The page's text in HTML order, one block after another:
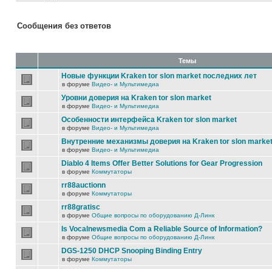
Сообщения без ответов
Темы
Новые функции Kraken tor slon market последних лет
в форуме Видео- и Мультимедиа
Уровни доверия на Kraken tor slon market
в форуме Видео- и Мультимедиа
Особенности интерфейса Kraken tor slon market
в форуме Видео- и Мультимедиа
Внутренние механизмы доверия на Kraken tor slon market
в форуме Видео- и Мультимедиа
Diablo 4 Items Offer Better Solutions for Gear Progression
в форуме Коммутаторы
rr88auctionn
в форуме Коммутаторы
rr88gratisc
в форуме Общие вопросы по оборудованию Д-Линк
Is Vocalnewsmedia Com a Reliable Source of Information?
в форуме Общие вопросы по оборудованию Д-Линк
DGS-1250 DHCP Snooping Binding Entry
в форуме Коммутаторы